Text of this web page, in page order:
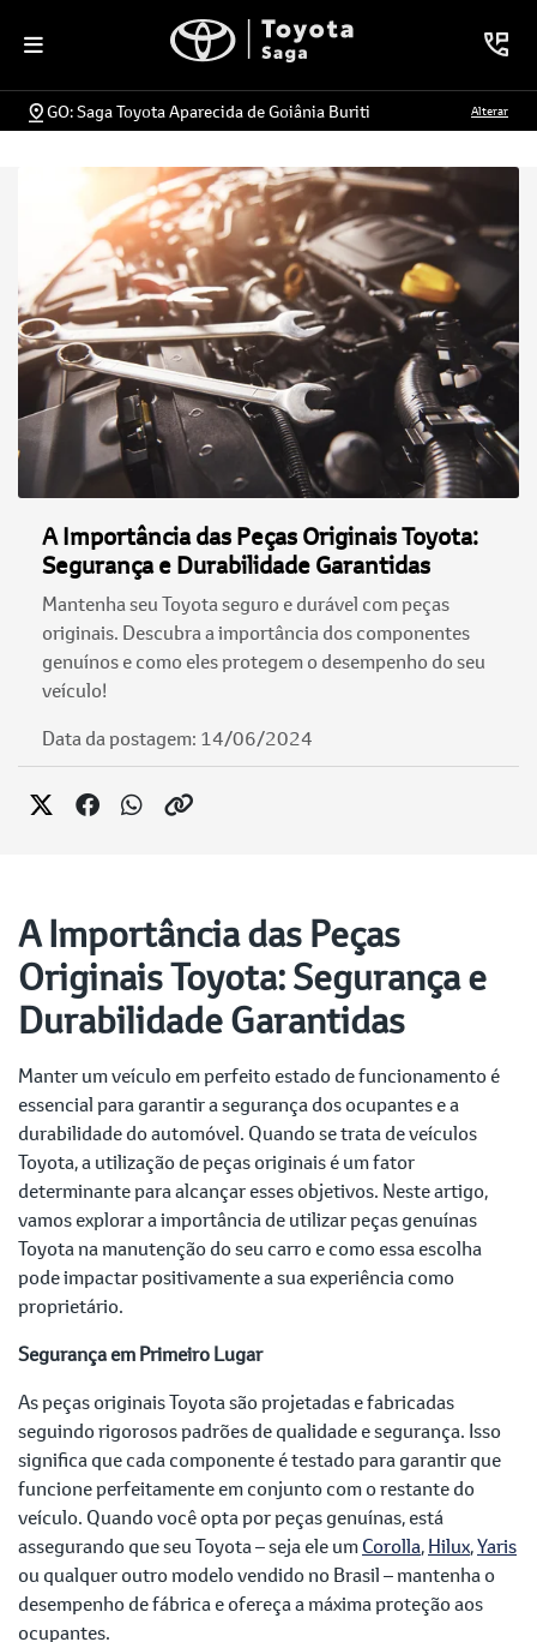
GO: Saga Toyota Aparecida de Goiânia Buriti Alterar
A Importância das Peças Originais Toyota:
Segurança e Durabilidade Garantidas
Mantenha seu Toyota seguro e durável com peças
originais. Descubra a importância dos componentes
genuínos e como eles protegem o desempenho do seu
veículo!
Data da postagem: 14/06/2024
A Importância das Peças
Originais Toyota: Segurança e
Durabilidade Garantidas
Manter um veículo em perfeito estado de funcionamento é
essencial para garantir a segurança dos ocupantes e a
durabilidade do automóvel. Quando se trata de veículos
Toyota, a utilização de peças originais é um fator
determinante para alcançar esses objetivos. Neste artigo,
vamos explorar a importância de utilizar peças genuínas
Toyota na manutenção do seu carro e como essa escolha
pode impactar positivamente a sua experiência como
proprietário.
Segurança em Primeiro Lugar
As peças originais Toyota são projetadas e fabricadas
seguindo rigorosos padrões de qualidade e segurança. Isso
significa que cada componente é testado para garantir que
funcione perfeitamente em conjunto com o restante do
veículo. Quando você opta por peças genuínas, está
assegurando que seu Toyota – seja ele umCorolla,Hilux,Yaris
ou qualquer outro modelo vendido no Brasil – mantenha o
desempenho de fábrica e ofereça a máxima proteção aos
ocupantes.